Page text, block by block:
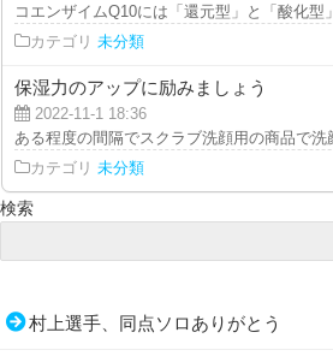
コエンザイムQ10には「還元型」と「酸化
カテゴリ 未分類
保湿力のアップに励みましょう
2022-11-1 18:36
ある程度の間隔でスクラブ洗顔用の商品で
カテゴリ 未分類
検索
村上選手、同点ソロありがとう